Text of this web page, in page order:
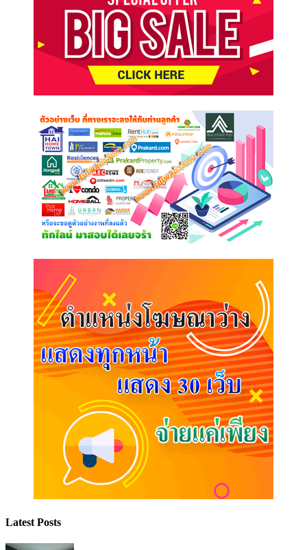
Latest Posts